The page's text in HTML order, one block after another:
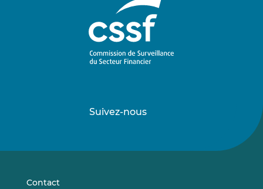
Suivez-nous
sursur
Contact